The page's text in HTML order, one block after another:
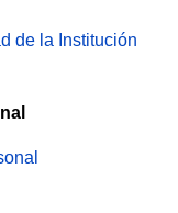
de la Institución